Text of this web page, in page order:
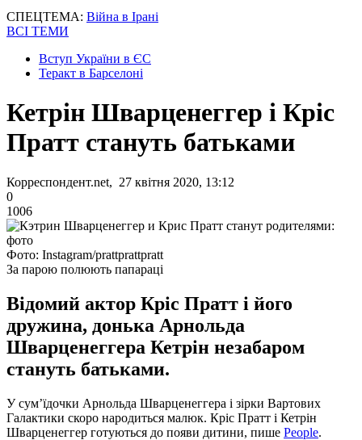
СПЕЦТЕМА: Війна в Ірані
ВСІ ТЕМИ
Вступ України в ЄС
Теракт в Барселоні
Кетрін Шварценеггер і Кріс
Пратт стануть батьками
Корреспондент.net, 27 квітня 2020, 13:12
0
1006
Фото: Instagram/prattprattpratt
За парою полюють папараці
Відомий актор Кріс Пратт і його
дружина, донька Арнольда
Шварценеггера Кетрін незабаром
стануть батьками.
У сум’їдочки Арнольда Шварценеггера і зірки Вартових
Галактики скоро народиться малюк. Кріс Пратт і Кетрін
Шварценеггер готуються до появи дитини, пише People.